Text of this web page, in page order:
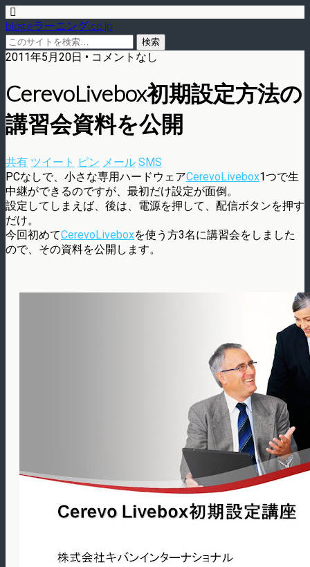
blog.eラーニング.co.jp
2011年5月20日 • コメントなし
CerevoLivebox初期設定方法の
講習会資料を公開
共有 ツイート ピン メール SMS
PCなしで、小さな専用ハードウェアCerevoLivebox1つで生
中継ができるのですが、最初だけ設定が面倒。
設定してしまえば、後は、電源を押して、配信ボタンを押す
だけ。
今回初めてCerevoLiveboxを使う方3名に講習会をしました
ので、その資料を公開します。